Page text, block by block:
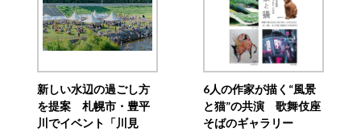
新しい水辺の過ごし方
を提案 札幌市・豊平
川でイベント「川見
6人の作家が描く“風景
と猫”の共演 歌舞伎座
そばのギャラリー